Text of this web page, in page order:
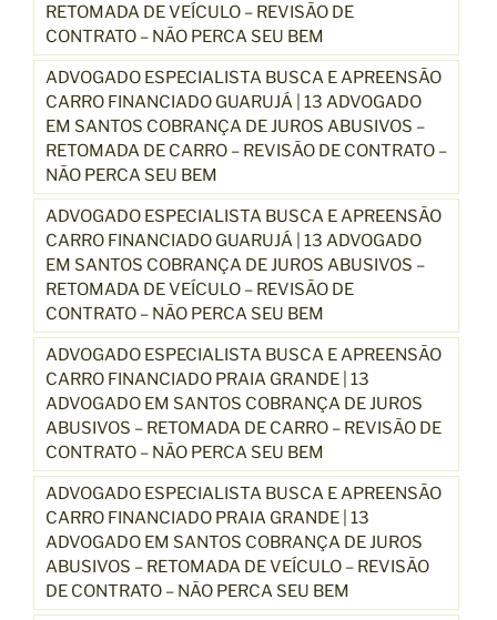
RETOMADA DE VEÍCULO – REVISÃO DE
CONTRATO – NÃO PERCA SEU BEM
ADVOGADO ESPECIALISTA BUSCA E APREENSÃO
CARRO FINANCIADO GUARUJÁ | 13 ADVOGADO
EM SANTOS COBRANÇA DE JUROS ABUSIVOS –
RETOMADA DE CARRO – REVISÃO DE CONTRATO –
NÃO PERCA SEU BEM
ADVOGADO ESPECIALISTA BUSCA E APREENSÃO
CARRO FINANCIADO GUARUJÁ | 13 ADVOGADO
EM SANTOS COBRANÇA DE JUROS ABUSIVOS –
RETOMADA DE VEÍCULO – REVISÃO DE
CONTRATO – NÃO PERCA SEU BEM
ADVOGADO ESPECIALISTA BUSCA E APREENSÃO
CARRO FINANCIADO PRAIA GRANDE | 13
ADVOGADO EM SANTOS COBRANÇA DE JUROS
ABUSIVOS – RETOMADA DE CARRO – REVISÃO DE
CONTRATO – NÃO PERCA SEU BEM
ADVOGADO ESPECIALISTA BUSCA E APREENSÃO
CARRO FINANCIADO PRAIA GRANDE | 13
ADVOGADO EM SANTOS COBRANÇA DE JUROS
ABUSIVOS – RETOMADA DE VEÍCULO – REVISÃO
DE CONTRATO – NÃO PERCA SEU BEM